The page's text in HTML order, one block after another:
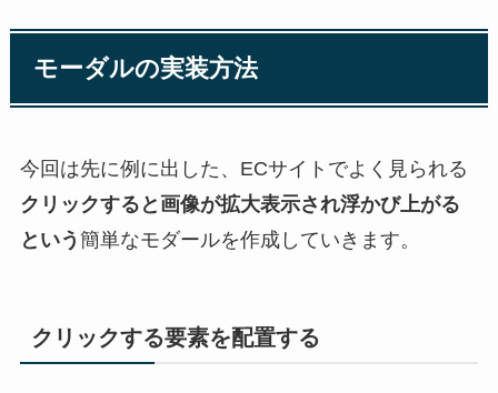
モーダルの実装方法
今回は先に例に出した、ECサイトでよく見られる
クリックすると画像が拡大表示され浮かび上がる
という 簡単なモダールを作成していきます。
クリックする要素を配置する